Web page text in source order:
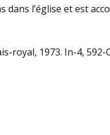
dans l’église et est
royal, 1973. In-4,